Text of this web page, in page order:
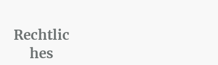
Rechtlic
hes